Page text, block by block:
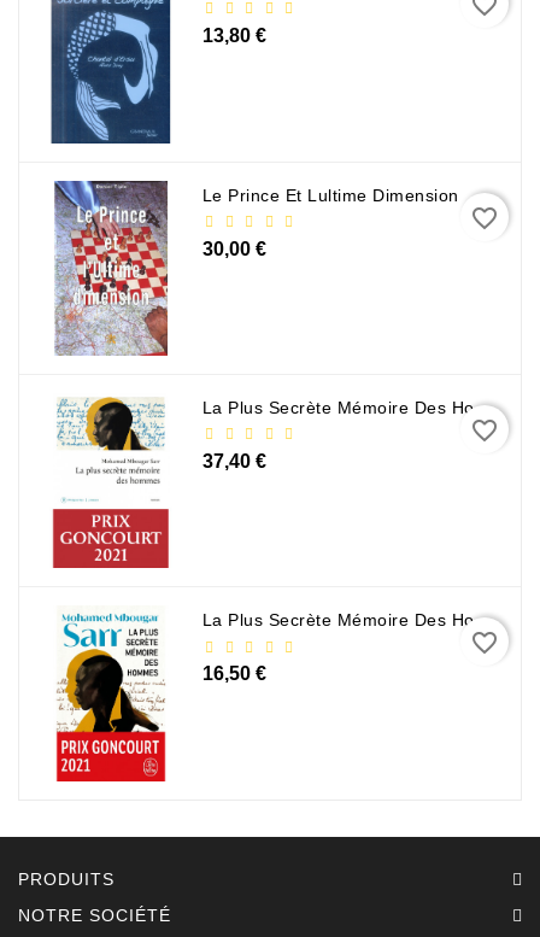
13,80 €
Le Prince Et Lultime Dimension
30,00 €
favorite_border
La Plus Secrète Mémoire Des Hommes - Mohamed Mbougar Sarr
37,40 €
favorite_border
La Plus Secrète Mémoire Des Hommes - Mohamed Mbougar Sarr
16,50 €
favorite_border
PRODUITS
NOTRE SOCIÉTÉ